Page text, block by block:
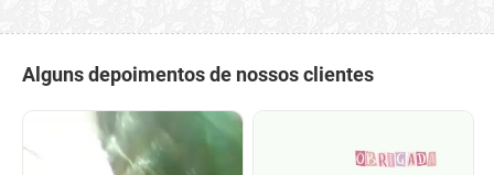
Alguns depoimentos de nossos clientes